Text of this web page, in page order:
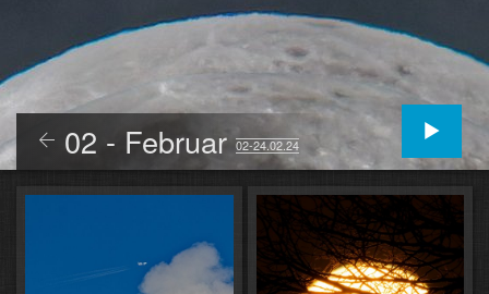
02 - Februar02-24.02.24